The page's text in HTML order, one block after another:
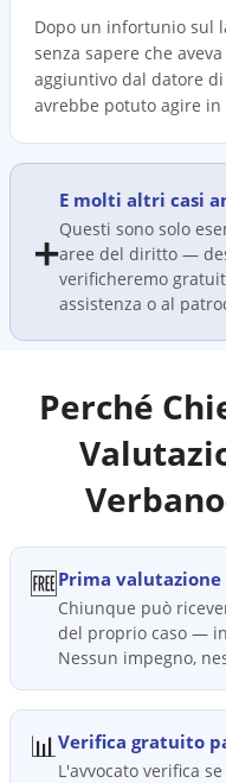
Dopo un infortunio sul
senza sapere che
aggiuntivo dal datore
avrebbe potuto agire
➕
E molti altri casi
Questi sono solo
aree del diritto —
verificheremo
assistenza o al
Perché
🆓Prima
Chiunque può
del proprio caso —
Nessun impegno,
📊Verifica gratuito
L'avvocato verifica